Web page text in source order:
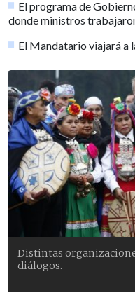
El programa de
donde ministros
El Mandatario viajará a
Distintas
diálogos.